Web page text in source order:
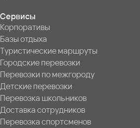
Сервисы
Корпоративы
Базы отдыха
Туристические маршруты
Городские перевозки
Перевозки по межгороду
Детские перевозки
Перевозка школьников
Доставка сотрудников
Перевозка спортсменов